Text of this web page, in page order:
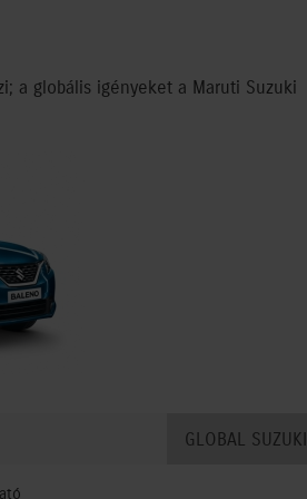
a globális igényeket a Maruti Suzuki
GLOBAL SUZUKI